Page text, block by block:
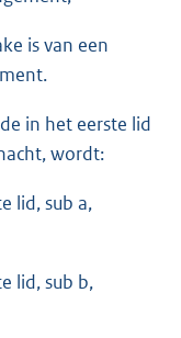
is van een
in het eerste lid
wordt:
lid, sub a,
lid, sub b,